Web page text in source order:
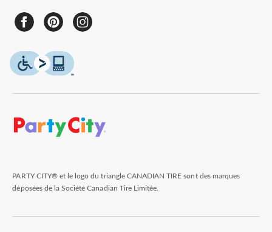
PARTY CITY® et le logo du triangle CANADIAN TIRE sont des marques
déposées de la Société Canadian Tire Limitée.